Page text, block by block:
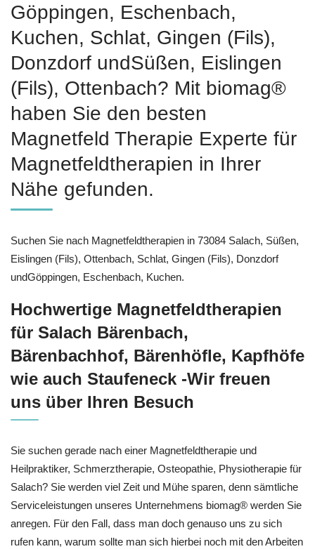
Göppingen, Eschenbach,
Kuchen, Schlat, Gingen (Fils),
Donzdorf undSüßen, Eislingen
(Fils), Ottenbach? Mit biomag®
haben Sie den besten
Magnetfeld Therapie Experte für
Magnetfeldtherapien in Ihrer
Nähe gefunden.
Suchen Sie nach Magnetfeldtherapien in 73084 Salach, Süßen,
Eislingen (Fils), Ottenbach, Schlat, Gingen (Fils), Donzdorf
undGöppingen, Eschenbach, Kuchen.
Hochwertige Magnetfeldtherapien
für Salach Bärenbach,
Bärenbachhof, Bärenhöfle, Kapfhöfe
wie auch Staufeneck -Wir freuen
uns über Ihren Besuch
Sie suchen gerade nach einer Magnetfeldtherapie und
Heilpraktiker, Schmerztherapie, Osteopathie, Physiotherapie für
Salach? Sie werden viel Zeit und Mühe sparen, denn sämtliche
Serviceleistungen unseres Unternehmens biomag® werden Sie
anregen. Für den Fall, dass man doch genauso uns zu sich
rufen kann, warum sollte man sich hierbei noch mit den Arbeiten